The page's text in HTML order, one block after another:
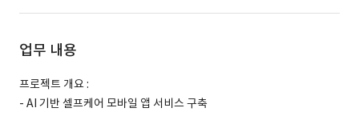
업무 내용
프로젝트 개요 :
- AI 기반 셀프케어 모바일 앱 서비스 구축